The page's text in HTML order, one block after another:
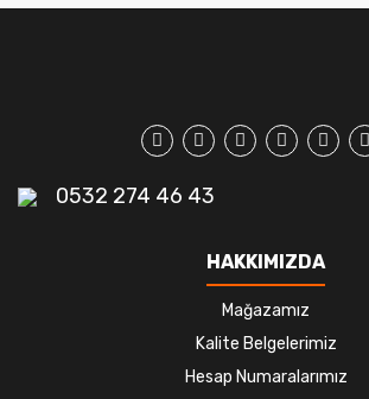
0532 274 46 43
HAKKIMIZDA
Mağazamız
Kalite Belgelerimiz
Hesap Numaralarımız